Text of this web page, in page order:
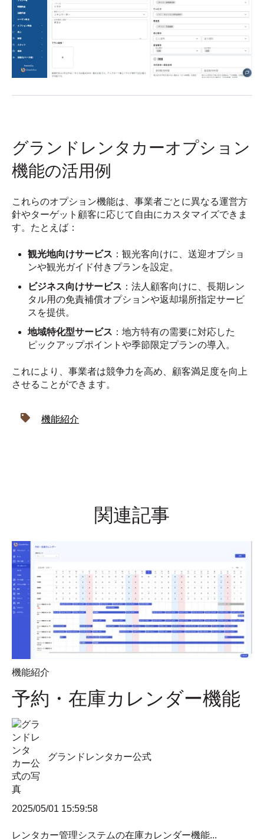
グランドレンタカーオプション
機能の活用例
これらのオプション機能は、事業者ごとに異なる運営方
針やターゲット顧客に応じて自由にカスタマイズできま
す。たとえば：
観光地向けサービス ：観光客向けに、送迎オプショ
ンや観光ガイド付きプランを設定。
ビジネス向けサービス ：法人顧客向けに、長期レン
タル用の免責補償オプションや返却場所指定サービ
スを提供。
地域特化型サービス ：地方特有の需要に対応した
ピックアップポイントや季節限定プランの導入。
これにより、事業者は競争力を高め、顧客満足度を向上
させることができます。
機能紹介
関連記事
機能紹介
予約・在庫カレンダー機能
グランドレンタカー公式
2025/05/01 15:59:58
レンタカー管理システムの在庫カレンダー機能...